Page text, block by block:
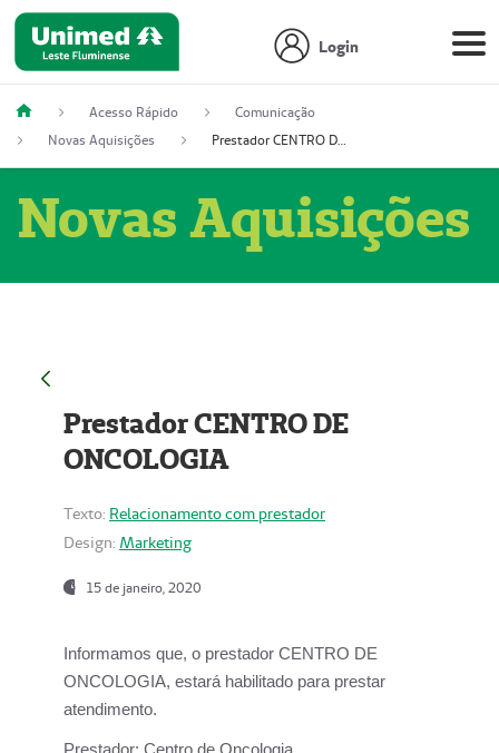
Login
Acesso Rápido
Comunicação
Novas Aquisições
Prestador CENTRO DE ONCOLOGIA
Novas Aquisições
Prestador CENTRO DE
ONCOLOGIA
Texto: Relacionamento com prestador
Design: Marketing
15 de janeiro, 2020
Informamos que, o prestador CENTRO DE
ONCOLOGIA, estará habilitado para prestar
atendimento.